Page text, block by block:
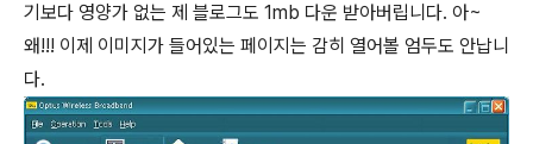
기보다 영양가 없는 제 블로그도 1mb 다운 받아버립니다. 아~
왜!!! 이제 이미지가 들어있는 페이지는 감히 열어볼 엄두도 안납니
다.